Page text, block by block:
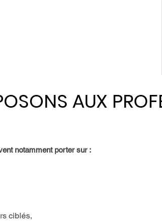
AUX
AUX
notamment porter sur :
ciblés,